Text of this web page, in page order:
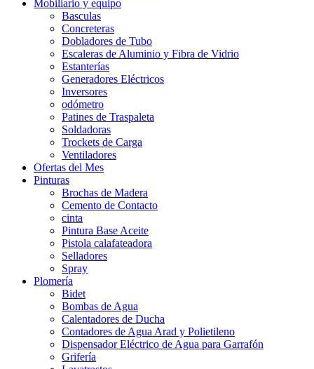
Mobiliario y equipo
Basculas
Concreteras
Dobladores de Tubo
Escaleras de Aluminio y Fibra de Vidrio
Estanterías
Generadores Eléctricos
Inversores
odómetro
Patines de Traspaleta
Soldadoras
Trockets de Carga
Ventiladores
Ofertas del Mes
Pinturas
Brochas de Madera
Cemento de Contacto
cinta
Pintura Base Aceite
Pistola calafateadora
Selladores
Spray
Plomería
Bidet
Bombas de Agua
Calentadores de Ducha
Contadores de Agua Arad y Polietileno
Dispensador Eléctrico de Agua para Garrafón
Grifería